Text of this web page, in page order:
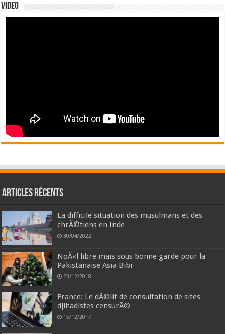
Video
Articles récents
La difficile situation des musulmans et des
chrÃ©tiens en Inde
30/04/2022
NoÃ«l libre mais sous bonne garde pour la
Pakistanaise Asia Bibi
23/12/2018
France: Le dÃ©lit de consultation de sites
djihadistes censurÃ©
15/12/2017